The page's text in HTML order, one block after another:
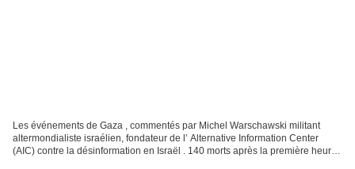
Les événements de Gaza , commentés par Michel Warschawski militant
altermondialiste israélien, fondateur de l’ Alternative Information Center
(AIC) contre la désinformation en Israël . 140 morts après la première heure